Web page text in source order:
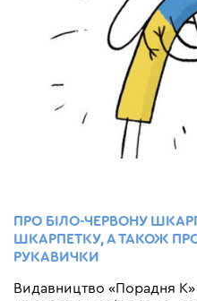
ПРО БІЛО-ЧЕРВОНУ
ШКАРПЕТКУ, А ТАКОЖ ПРО
РУКАВИЧКИ
Видавництво «Порадня